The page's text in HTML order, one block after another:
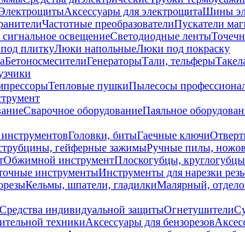
Аксессуары для электрощитаШины
Частотные преобразователиПускатели
освещениеСветодиодные ленты
плиткуЛюки напольныеЛюки под покраску
БетоносмесителиГенераторыТали, тельферы
Тепловые пушкиПылесосы
Сварочное оборудованиеПаяльное
Головки, битыГаечные ключи
гейферные зажимыРучные пилы,
Обжимной инструментПлоскогубцы, круглогубцы
инструментыИнструменты для нарезки
Кельмы, шпатели, гладилкиМалярный,
Средства индивидуальной защитыОгнетушители
техникиАксессуары для бензорезов